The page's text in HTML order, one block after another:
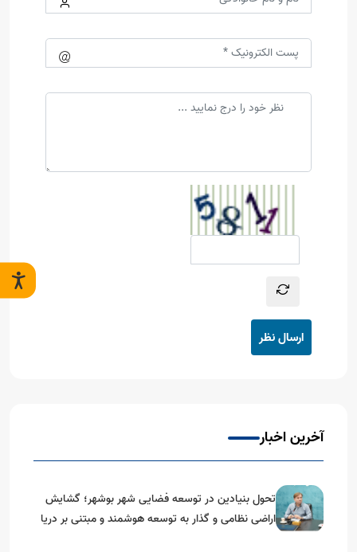
ارسال نظر
آخرین اخبار
تحول بنیادین در توسعه فضایی شهر بوشهر؛ گشایش
اراضی نظامی و گذار به توسعه هوشمند و مبتنی بر دریا